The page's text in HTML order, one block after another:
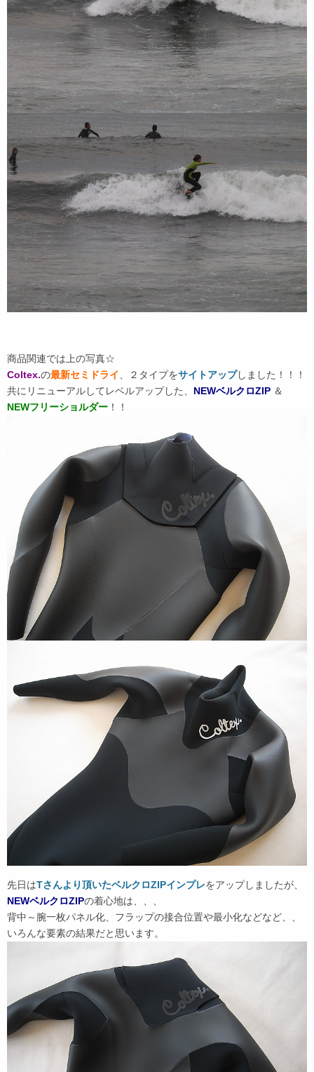
商品関連では上の写真☆
Coltex.の最新セミドライ、２タイプをサイトアップしました！！！
共にリニューアルしてレベルアップした、 NEWベルクロZIP ＆
NEWフリーショルダー ！！
先日はTさんより頂いたベルクロZIPインプレをアップしましたが、
NEWベルクロZIPの着心地は、、、
背中～腕一枚パネル化、フラップの接合位置や最小化などなど、、
いろんな要素の結果だと思います。